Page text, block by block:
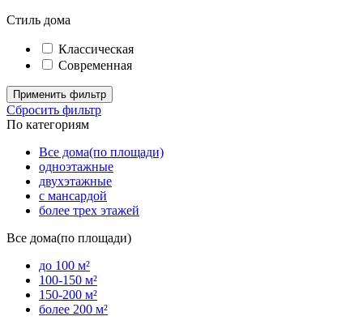
Стиль дома
Классическая
Современная
Применить фильтр
Сбросить фильтр
По категориям
Все дома(по площади)
одноэтажные
двухэтажные
с мансардой
более трех этажей
Все дома(по площади)
до 100 м²
100-150 м²
150-200 м²
более 200 м²